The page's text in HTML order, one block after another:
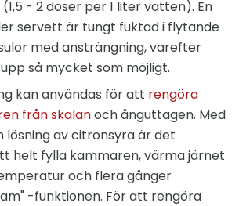
- 2 doser per 1 liter vatten). En
servett är tungt fuktad i flytande
med ansträngning, varefter
så mycket som möjligt.
kan användas för att rengöra
från skalanoch ånguttagen. Med
lösning av citronsyra är det
helt fylla kammaren, värma järnet
och flera gånger
-funktionen. För att rengöra